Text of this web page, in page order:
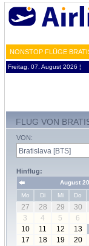
NONSTOP FLÜGE
Freitag, 07. August 2026 ¦
FLUG VON
VON:
Hinflug:
August
Mo
Di Mi Do
27 28 29 30
3
4 5 6
10
11 12 13
17
18 19 20